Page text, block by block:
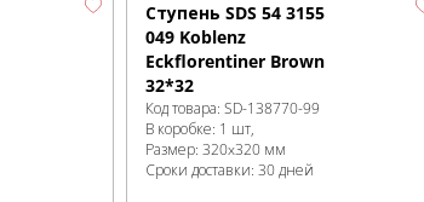
Ступень SDS 54 3155
049 Koblenz
Eckflorentiner Brown
32*32
Код товара: SD-138770-99
В коробке: 1 шт,
Размер: 320x320 мм
Сроки доставки: 30 дней